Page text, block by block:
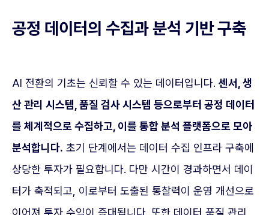
공정 데이터의 수집과 분석 기반 구축
AI 전환의 기초는 신뢰할 수 있는 데이터입니다. 센서, 생
산 관리 시스템, 품질 검사 시스템 등으로부터 공정 데이터
를 체계적으로 수집하고, 이를 통합 분석 플랫폼으로 모아
분석합니다. 초기 단계에서는 데이터 수집 인프라 구축에
상당한 투자가 필요합니다. 다만 시간이 경과하면서 데이
터가 축적되고, 이로부터 도출된 통찰력이 운영 개선으로
이어져 투자 수익이 증대됩니다. 또한 데이터 품질 관리,